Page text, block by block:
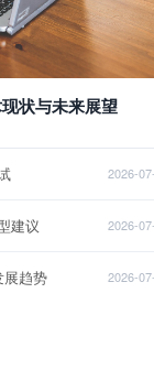
状与未来展望
2026-
建议 2026-
展趋势 2026-